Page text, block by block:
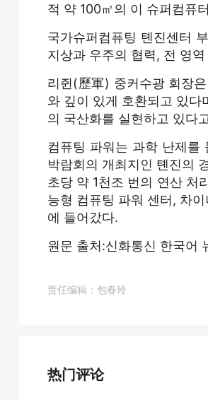
적 약 100㎡의 이 슈퍼컴퓨
국가슈퍼컴퓨팅 톈진센터
지상과 우주의 협력, 전 영
리쥔(歷軍) 중커수광 회장
와 깊이 있게 호환되고 있다
의 국산화를 실현하고 있다
컴퓨팅 파워는 과학 난제를
박람회의 개최지인 톈진의
초당 약 1천조 번의 연산 처
능형 컴퓨팅 파워 센터, 차
에 들어갔다.
원문 출처:신화통신 한국어
责任编辑：包春玲
热门评论